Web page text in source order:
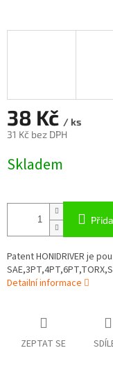
38 Kč / ks
31 Kč bez DPH
cena:
Skladem
Patent HONIDRIVER je
Detailní informace
ZEPTAT SE